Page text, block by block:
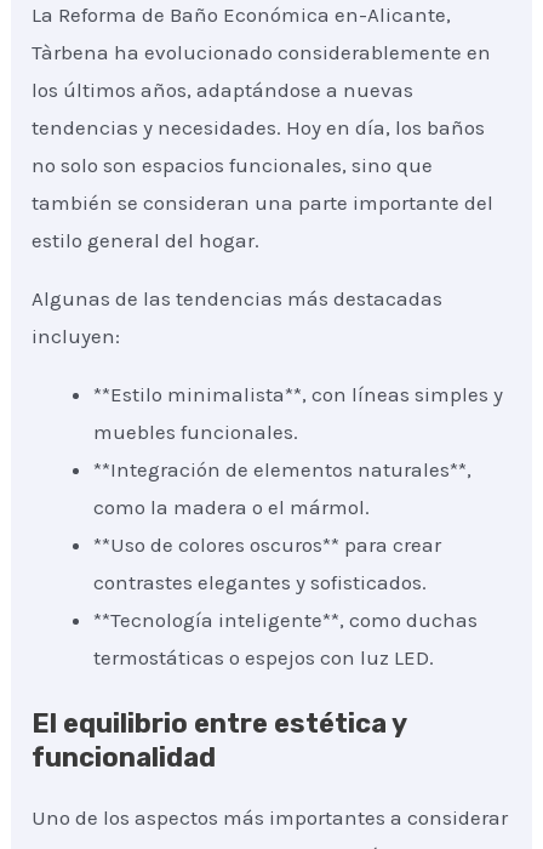
La Reforma de Baño Económica en-Alicante,
Tàrbena ha evolucionado considerablemente en
los últimos años, adaptándose a nuevas
tendencias y necesidades. Hoy en día, los baños
no solo son espacios funcionales, sino que
también se consideran una parte importante del
estilo general del hogar.
Algunas de las tendencias más destacadas
incluyen:
**Estilo minimalista**, con líneas simples y
muebles funcionales.
**Integración de elementos naturales**,
como la madera o el mármol.
**Uso de colores oscuros** para crear
contrastes elegantes y sofisticados.
**Tecnología inteligente**, como duchas
termostáticas o espejos con luz LED.
El equilibrio entre estética y
funcionalidad
Uno de los aspectos más importantes a considerar